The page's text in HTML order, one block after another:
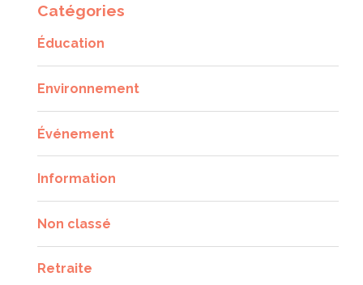
Catégories
Éducation
Environnement
Événement
Information
Non classé
Retraite